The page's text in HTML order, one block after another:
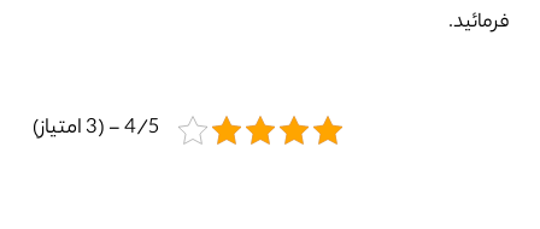
فرمائید.
4/5 - (3 امتیاز)